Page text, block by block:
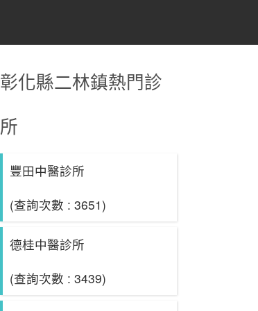
彰化縣二林鎮熱門診
所
豐田中醫診所
(查詢次數 : 3651)
德桂中醫診所
(查詢次數 : 3439)